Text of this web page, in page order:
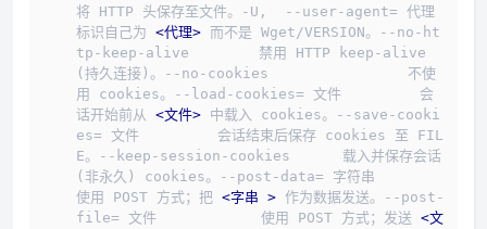
将 HTTP 头保存至文件。-U,  --user-agent= 代理
标识自己为 <代理> 而不是 Wget/VERSION。--no-ht
tp-keep-alive        禁用 HTTP keep-alive
(持久连接)。--no-cookies                不使
用 cookies。--load-cookies= 文件         会
话开始前从 <文件> 中载入 cookies。--save-cooki
es= 文件         会话结束后保存 cookies 至 FIL
E。--keep-session-cookies      载入并保存会话
(非永久) cookies。--post-data= 字符串
使用 POST 方式；把 <字串 > 作为数据发送。--post-
file= 文件            使用 POST 方式；发送 <文